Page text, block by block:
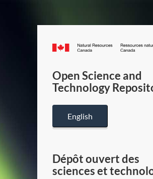
Canada.ca
Open Science and
Technology
English
Dépôt ouvert des
sciences et